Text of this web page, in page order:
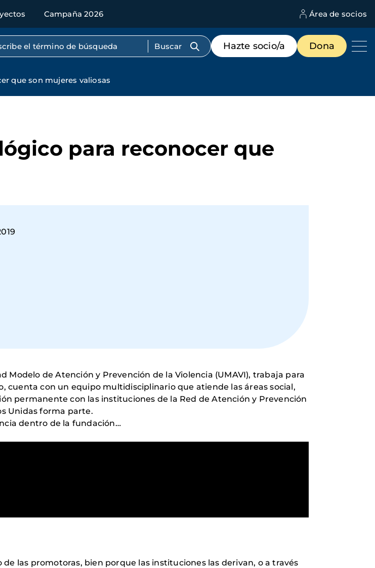
Campaña 2026 Área de socios
por texto completo
Menú
de
destacados
Hazte socio/a Dona
que son mujeres valiosas
para reconocer que
Modelo de Atención y Prevención de la Violencia (UMAVI), trabaja para
cuenta con un equipo multidisciplinario que atiende las áreas social,
permanente con las instituciones de la Red de Atención y Prevención
Unidas forma parte.
dentro de la fundación…
las promotoras, bien porque las instituciones las derivan, o a través